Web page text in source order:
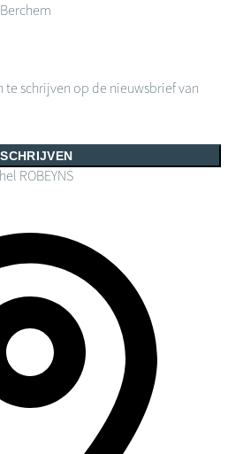
schrijven op de nieuwsbrief van
ROBEYNS